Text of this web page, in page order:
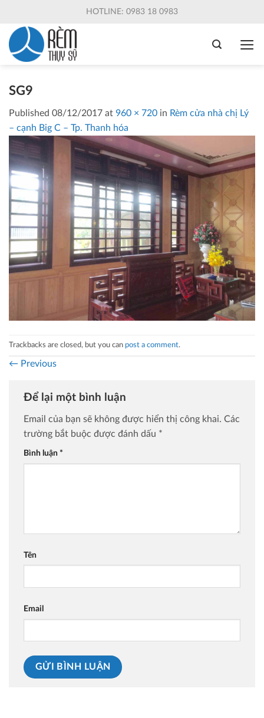
content
HOTLINE: 0983 18 0983
SG9
Published 08/12/2017 at 960 × 720 in Rèm cửa nhà chị Lý
– cạnh Big C – Tp. Thanh hóa
Trackbacks are closed, but you can post a comment.
← Previous
Để lại một bình luận
Email của bạn sẽ không được hiển thị công khai. Các
trường bắt buộc được đánh dấu *
Bình luận *
Tên
Email